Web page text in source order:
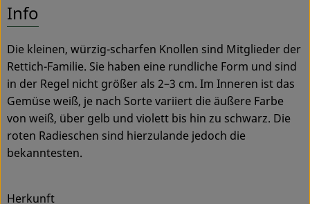
Info
Die kleinen, würzig-scharfen Knollen sind Mitglieder der
Rettich-Familie. Sie haben eine rundliche Form und sind
in der Regel nicht größer als 2–3 cm. Im Inneren ist das
Gemüse weiß, je nach Sorte variiert die äußere Farbe
von weiß, über gelb und violett bis hin zu schwarz. Die
roten Radieschen sind hierzulande jedoch die
bekanntesten.
Herkunft